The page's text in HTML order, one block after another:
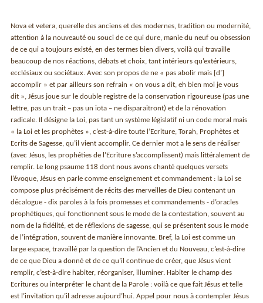
Nova et vetera, querelle des anciens et des modernes, tradition ou modernité,
attention à la nouveauté ou souci de ce qui dure, manie du neuf ou obsession
de ce qui a toujours existé, en des termes bien divers, voilà qui travaille
beaucoup de nos réactions, débats et choix, tant intérieurs qu’extérieurs,
ecclésiaux ou sociétaux. Avec son propos de ne « pas abolir mais [d’]
accomplir » et par ailleurs son refrain « on vous a dit, eh bien moi je vous
dit », Jésus joue sur le double registre de la conservation rigoureuse (pas une
lettre, pas un trait – pas un iota – ne disparaitront) et de la rénovation
radicale. Il désigne la Loi, pas tant un système législatif ni un code moral mais
« la Loi et les prophètes », c’est-à-dire toute l’Ecriture, Torah, Prophètes et
Ecrits de Sagesse, qu’il vient accomplir. Ce dernier mot a le sens de réaliser
(avec Jésus, les prophéties de l’Ecriture s’accomplissent) mais littéralement de
remplir. Le long psaume 118 dont nous avons chanté quelques versets
l’évoque, Jésus en parle comme enseignement et commandement : la Loi se
compose plus précisément de récits des merveilles de Dieu contenant un
décalogue - dix paroles à la fois promesses et commandements - d’oracles
prophétiques, qui fonctionnent sous le mode de la contestation, souvent au
nom de la fidélité, et de réflexions de sagesse, qui se présentent sous le mode
de l’intégration, souvent de manière innovante. Bref, la Loi est comme un
large espace, travaillé par la question de l’Ancien et du Nouveau, c’est-à-dire
de ce que Dieu a donné et de ce qu’il continue de créer, que Jésus vient
remplir, c’est-à-dire habiter, réorganiser, illuminer. Habiter le champ des
Ecritures ou interpréter le chant de la Parole : voilà ce que fait Jésus et telle
est l’invitation qu’il adresse aujourd’hui. Appel pour nous à contempler Jésus